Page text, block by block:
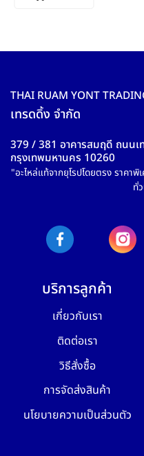
THAI RUAM YONT
เทรดดิ้ง จำกัด
379 / 381 อาคารสมฤดี ถนนเ
กรุงเทพมหานคร 10260
"อะไหล่แท้จากยุโรปโดยตรง ราคา
ทั่
บริการลูกค้า
เกี่ยวกับเรา
ติดต่อเรา
วิธีสั่งซื้อ
การจัดส่งสินค้า
นโยบายความเป็นส่วนตัว